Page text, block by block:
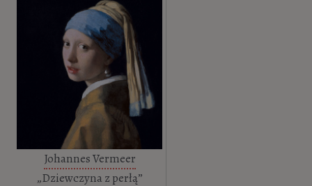
Johannes Vermeer
„Dziewczyna z perłą”